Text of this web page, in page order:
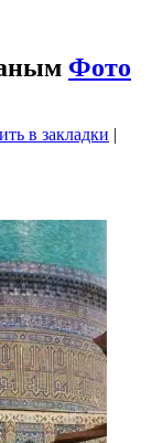
Фото
в закладки |